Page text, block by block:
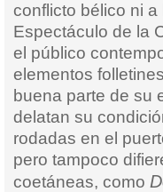
conflicto bélico ni
Espectáculo de la
el público
elementos
buena parte de su
delatan su
rodadas en el
pero tampoco
coetáneas, como